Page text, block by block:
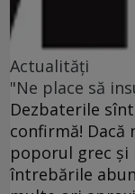
Actualități
"Ne place să
Dezbaterile
confirmă! Dacă
poporul grec şi
întrebările